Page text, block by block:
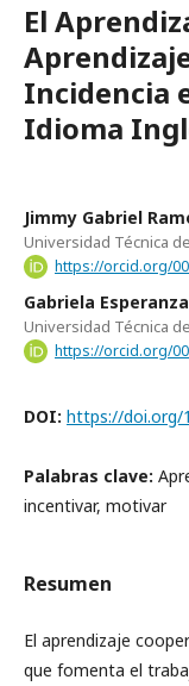
El
Incidencia
Idioma
Jimmy Gabriel
Universidad Técnica
https://orcid.org/
Gabriela
Universidad Técnica
https://orcid.org/
DOI: https://doi.org/
Palabras clave:
incentivar, motivar
Resumen
El aprendizaje
que fomenta el